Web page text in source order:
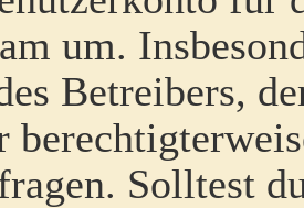
um.
Betreibers,
Solltest